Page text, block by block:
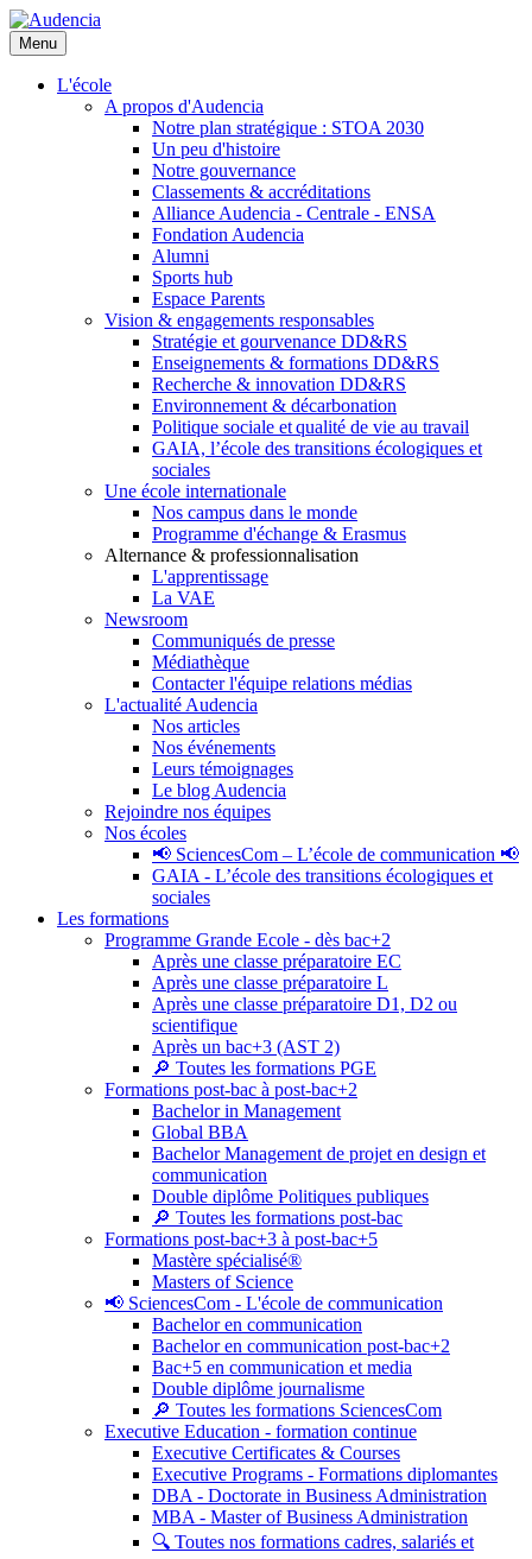
Aller
au
contenu
principal
Menu
L'école
A propos d'Audencia
Notre plan stratégique : STOA 2030
Un peu d'histoire
Notre gouvernance
Classements & accréditations
Alliance Audencia - Centrale - ENSA
Fondation Audencia
Alumni
Sports hub
Espace Parents
Vision & engagements responsables
Stratégie et gourvenance DD&RS
Enseignements & formations DD&RS
Recherche & innovation DD&RS
Environnement & décarbonation
Politique sociale et qualité de vie au travail
GAIA, l’école des transitions écologiques et
sociales
Une école internationale
Nos campus dans le monde
Programme d'échange & Erasmus
Alternance & professionnalisation
L'apprentissage
La VAE
Newsroom
Communiqués de presse
Médiathèque
Contacter l'équipe relations médias
L'actualité Audencia
Nos articles
Nos événements
Leurs témoignages
Le blog Audencia
Rejoindre nos équipes
Nos écoles
📢 SciencesCom – L’école de communication 📢
GAIA - L’école des transitions écologiques et
sociales
Les formations
Programme Grande Ecole - dès bac+2
Après une classe préparatoire EC
Après une classe préparatoire L
Après une classe préparatoire D1, D2 ou
scientifique
Après un bac+3 (AST 2)
🔎 Toutes les formations PGE
Formations post-bac à post-bac+2
Bachelor in Management
Global BBA
Bachelor Management de projet en design et
communication
Double diplôme Politiques publiques
🔎 Toutes les formations post-bac
Formations post-bac+3 à post-bac+5
Mastère spécialisé®
Masters of Science
📢 SciencesCom - L'école de communication
Bachelor en communication
Bachelor en communication post-bac+2
Bac+5 en communication et media
Double diplôme journalisme
🔎 Toutes les formations SciencesCom
Executive Education - formation continue
Executive Certificates & Courses
Executive Programs - Formations diplomantes
DBA - Doctorate in Business Administration
MBA - Master of Business Administration
🔍 Toutes nos formations cadres, salariés et